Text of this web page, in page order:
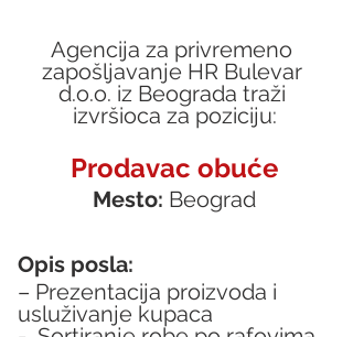
Agencija za privremeno
zapošljavanje HR Bulevar
d.o.o. iz Beograda traži
izvršioca za poziciju:
Prodavac obuće
Mesto: Beograd
Opis posla:
– Prezentacija proizvoda i
usluživanje kupaca